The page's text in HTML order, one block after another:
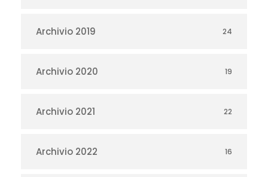
Archivio 2019 24
Archivio 2020 19
Archivio 2021 22
Archivio 2022 16